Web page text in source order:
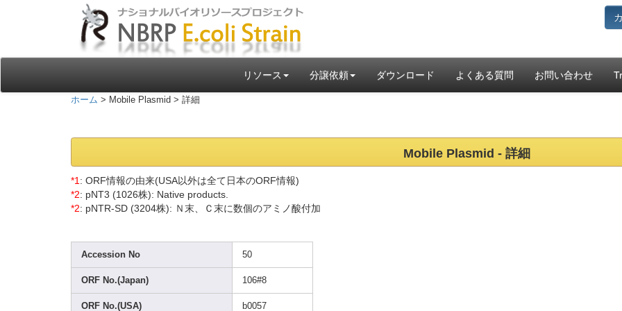
リソース 分譲依頼 ダウンロード よくある質問 お問い合わせ
ホーム > Mobile Plasmid > 詳細
Mobil e Plasmid - 詳細
*1 : ORF情報の由来(USA以外は全て日本のORF情報)
*2: pNT3 (1026株): Native products.
*2: pNTR-SD (3204株): Ｎ末、Ｃ末に数個のアミノ酸付加
Accession No 50
ORF No.(Japan) 106#8
ORF No.(USA) b0057